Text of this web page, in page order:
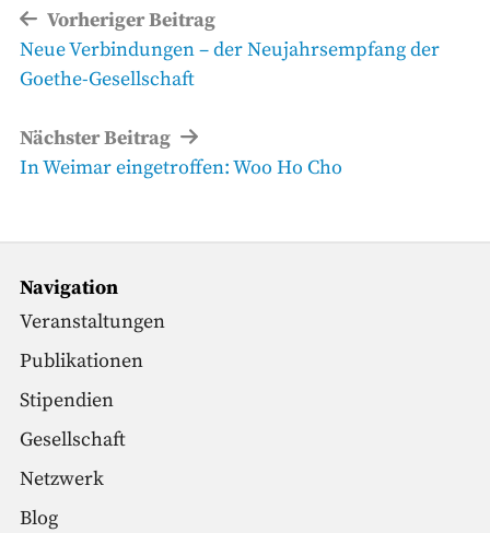
Beitragsnavigation
Vorheriger Beitrag
Vorheriger
Beitrag
Neue Verbindungen – der Neujahrsempfang der
Goethe-Gesellschaft
Nächster Beitrag
Nächster
In Weimar eingetroffen: Woo Ho Cho
Navigation
Veranstaltungen
Publikationen
Stipendien
Gesellschaft
Netzwerk
Blog